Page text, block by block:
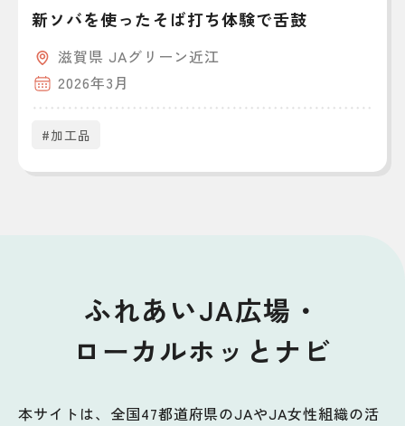
新ソバを使ったそば打ち体験で舌鼓
滋賀県 JAグリーン近江
2026年3月
#加工品
ふれあいJA広場・
ローカルホッとナビ
本サイトは、全国47都道府県のJAやJA女性組織の活